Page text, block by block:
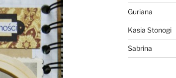
Guriana
Kasia Stonogi
Sabrina